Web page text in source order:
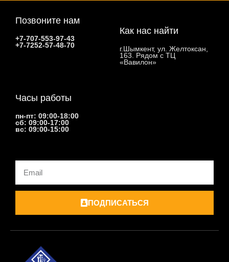
Позвоните нам
+7-707-553-97-43
+7-7252-57-48-70
Как нас найти
г.Шымкент, ул. Желтоксан,
163. Рядом с ТЦ
«Вавилон»
Часы работы
пн-пт: 09:00-18:00
сб: 09:00-17:00
вс: 09:00-15:00
Email
ПОДПИСАТЬСЯ